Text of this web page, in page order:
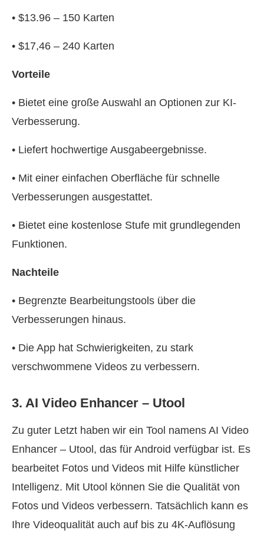
• $13.96 – 150 Karten
• $17,46 – 240 Karten
Vorteile
• Bietet eine große Auswahl an Optionen zur KI-
Verbesserung.
• Liefert hochwertige Ausgabeergebnisse.
• Mit einer einfachen Oberfläche für schnelle
Verbesserungen ausgestattet.
• Bietet eine kostenlose Stufe mit grundlegenden
Funktionen.
Nachteile
• Begrenzte Bearbeitungstools über die
Verbesserungen hinaus.
• Die App hat Schwierigkeiten, zu stark
verschwommene Videos zu verbessern.
3. AI Video Enhancer – Utool
Zu guter Letzt haben wir ein Tool namens AI Video
Enhancer – Utool, das für Android verfügbar ist. Es
bearbeitet Fotos und Videos mit Hilfe künstlicher
Intelligenz. Mit Utool können Sie die Qualität von
Fotos und Videos verbessern. Tatsächlich kann es
Ihre Videoqualität auch auf bis zu 4K‑Auflösung